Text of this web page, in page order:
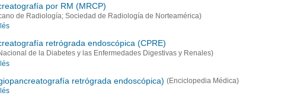
por RM (MRCP)
de Radiología; Sociedad de Radiología de Norteamérica)
retrógrada endoscópica (CPRE)
de la Diabetes y las Enfermedades Digestivas y Renales)
retrógrada endoscópica) (Enciclopedia Médica)